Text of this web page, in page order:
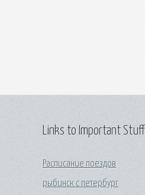
Links to Important Stuff
Расписание поездов
рыбинск с петербург